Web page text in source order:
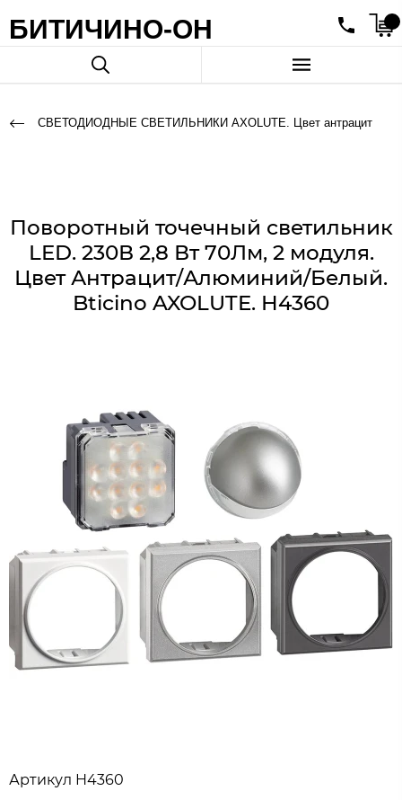
БИТИЧИНО-ОН
СВЕТОДИОДНЫЕ СВЕТИЛЬНИКИ AXOLUTE. Цвет антрацит
Поворотный точечный светильник
LED. 230В 2,8 Вт 70Лм, 2 модуля.
Цвет Антрацит/Алюминий/Белый.
Bticino AXOLUTE. H4360
Артикул H4360